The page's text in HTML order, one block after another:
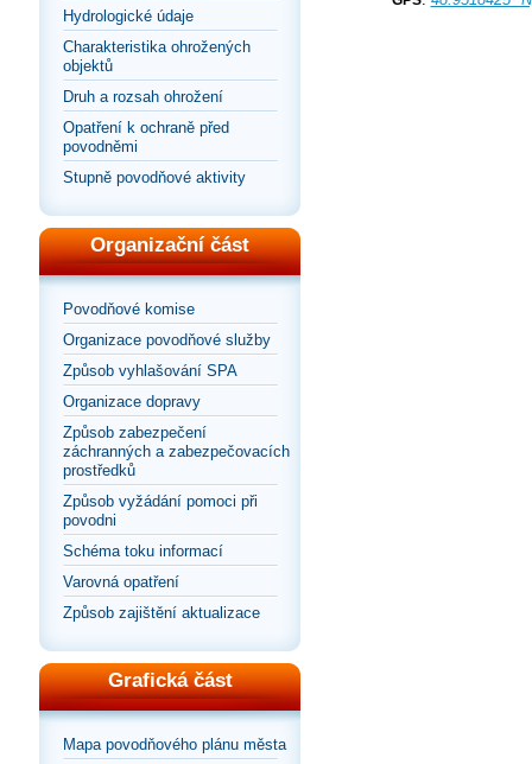
Hydrologické údaje
Charakteristika ohrožených
objektů
Druh a rozsah ohrožení
Opatření k ochraně před
povodněmi
Stupně povodňové aktivity
Organizační část
Povodňové komise
Organizace povodňové služby
Způsob vyhlašování SPA
Organizace dopravy
Způsob zabezpečení
záchranných a zabezpečovacích
prostředků
Způsob vyžádání pomoci při
povodni
Schéma toku informací
Varovná opatření
Způsob zajištění aktualizace
Grafická část
Mapa povodňového plánu města